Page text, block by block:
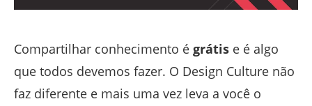
Compartilhar conhecimento é grátis e é algo
que todos devemos fazer. O Design Culture não
faz diferente e mais uma vez leva a você o